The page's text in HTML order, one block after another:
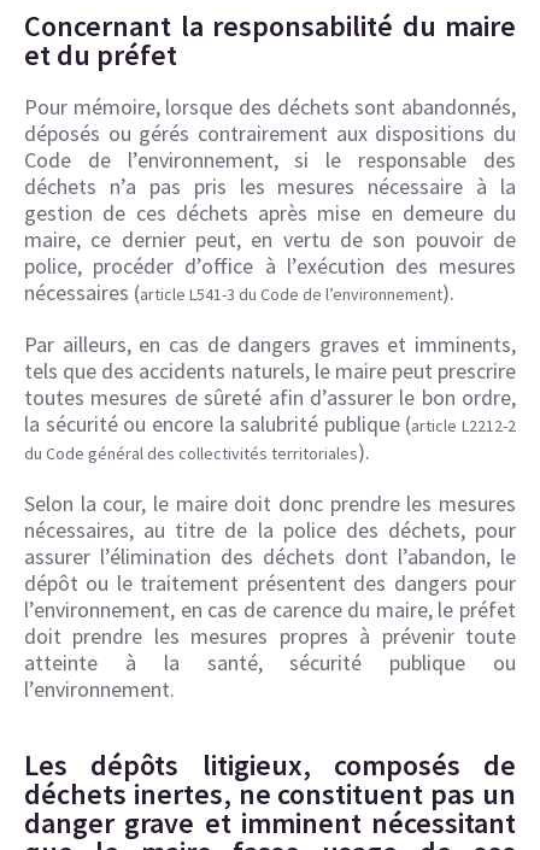
Concernant la responsabilité du maire
et du préfet
Pour mémoire, lorsque des déchets sont abandonnés,
déposés ou gérés contrairement aux dispositions du
Code de l’environnement, si le responsable des
déchets n’a pas pris les mesures nécessaire à la
gestion de ces déchets après mise en demeure du
maire, ce dernier peut, en vertu de son pouvoir de
police, procéder d’office à l’exécution des mesures
nécessaires (article L541-3 du Code de l’environnement).
Par ailleurs, en cas de dangers graves et imminents,
tels que des accidents naturels, le maire peut prescrire
toutes mesures de sûreté afin d’assurer le bon ordre,
la sécurité ou encore la salubrité publique (article L2212-2
du Code général des collectivités territoriales).
Selon la cour, le maire doit donc prendre les mesures
nécessaires, au titre de la police des déchets, pour
assurer l’élimination des déchets dont l’abandon, le
dépôt ou le traitement présentent des dangers pour
l’environnement, en cas de carence du maire, le préfet
doit prendre les mesures propres à prévenir toute
atteinte à la santé, sécurité publique ou
l’environnement.
Les dépôts litigieux, composés de
déchets inertes, ne constituent pas un
danger grave et imminent nécessitant